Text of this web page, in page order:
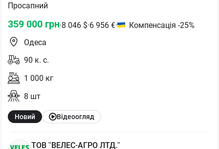
Просапний
359 000 грн·8 046 $·6 956 €·
Компенсація -25%
Одеса
90 к. с.
1 000 кг
8 шт
Новий Відеоогляд
ТОВ "ВЕЛЕС-АГРО ЛТД."